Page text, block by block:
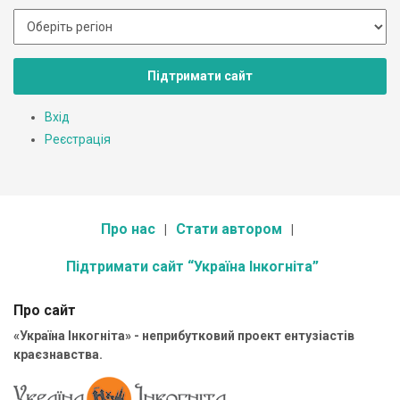
Підтримати сайт
Вхід
Реєстрація
Про нас Стати автором
Підтримати сайт “Україна Інкогніта”
Про сайт
«Україна Інкогніта» - неприбутковий проект ентузіастів
краєзнавства.